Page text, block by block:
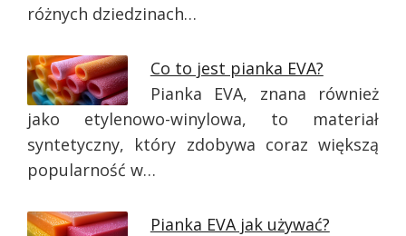
różnych dziedzinach…
Co to jest pianka EVA?
Pianka EVA, znana również
jako etylenowo-winylowa, to materiał
syntetyczny, który zdobywa coraz większą
popularność w…
Pianka EVA jak używać?